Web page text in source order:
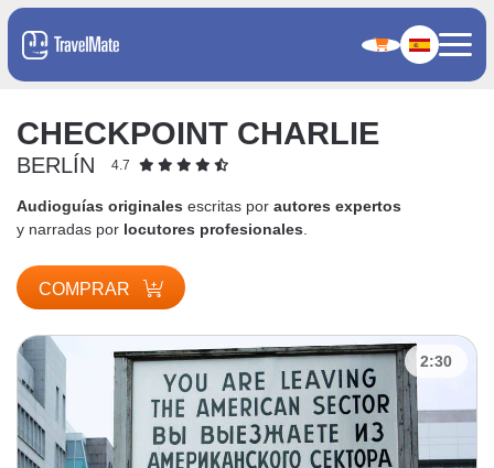
CHECKPOINT CHARLIE
BERLÍN 4.7
Audioguías originales escritas por autores expertos
y narradas por locutores profesionales
COMPRAR
2:30